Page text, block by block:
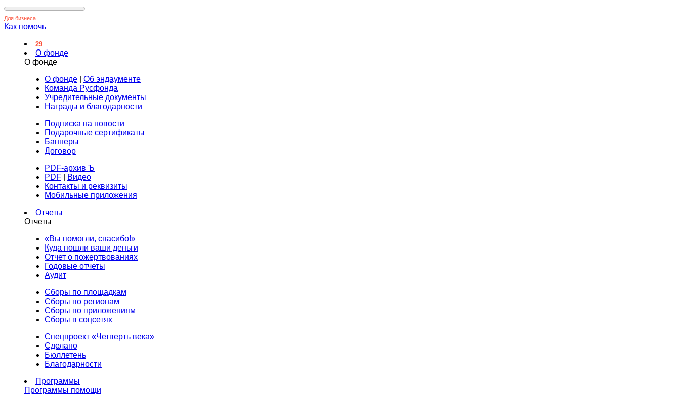
Для бизнеса
Как помочь
29
О фонде
О фонде
О фонде
Об эндаументе
Команда Русфонда
Учредительные документы
Награды и благодарности
Подписка на новости
Подарочные сертификаты
Баннеры
Договор
PDF-архив Ъ
PDF
Видео
Контакты и реквизиты
Мобильные приложения
Отчеты
Отчеты
«Вы помогли, спасибо!»
Куда пошли ваши деньги
Отчет о пожертвованиях
Годовые отчеты
Аудит
Сборы по площадкам
Сборы по регионам
Сборы по приложениям
Сборы в соцсетях
Спецпроект «Четверть века»
Сделано
Бюллетень
Благодарности
Программы
Программы помощи